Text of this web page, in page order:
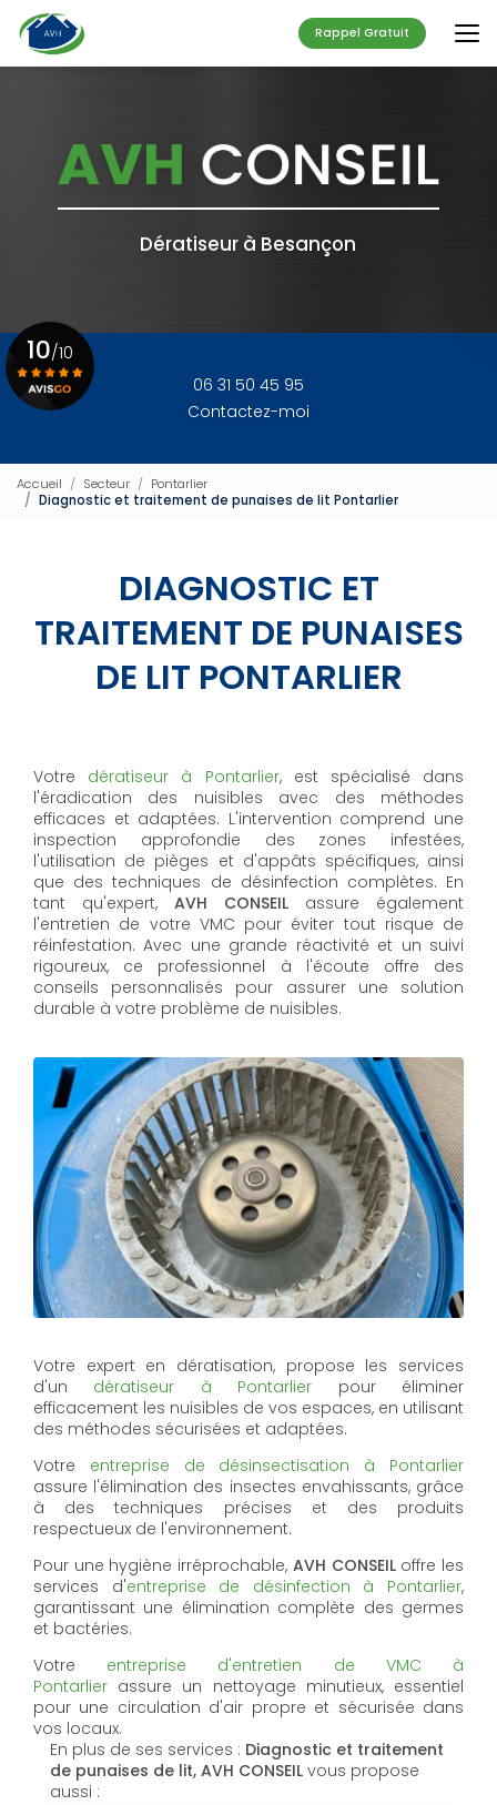
au
contenu
principal
Rappel Gratuit
Dératiseur à Besançon
06 31 50 45 95
Contactez-moi
10/10
Accueil Secteur
Pontarlier
Diagnostic et traitement de punaises de lit Pontarlier
DIAGNOSTIC ET
TRAITEMENT DE PUNAISES
DE LIT PONTARLIER
Votre dératiseur à Pontarlier, est spécialisé dans
l'éradication des nuisibles avec des méthodes
efficaces et adaptées. L'intervention comprend une
inspection approfondie des zones infestées,
l'utilisation de pièges et d'appâts spécifiques, ainsi
que des techniques de désinfection complètes. En
tant qu'expert, AVH CONSEIL assure également
l'entretien de votre VMC pour éviter tout risque de
réinfestation. Avec une grande réactivité et un suivi
rigoureux, ce professionnel à l'écoute offre des
conseils personnalisés pour assurer une solution
durable à votre problème de nuisibles.
Votre expert en dératisation, propose les services
d'un dératiseur à Pontarlier pour éliminer
efficacement les nuisibles de vos espaces, en utilisant
des méthodes sécurisées et adaptées.
Votre entreprise de désinsectisation à Pontarlier
assure l'élimination des insectes envahissants, grâce
à des techniques précises et des produits
respectueux de l'environnement.
Pour une hygiène irréprochable, AVH CONSEILoffre les
services d'entreprise de désinfection à Pontarlier,
garantissant une élimination complète des germes
et bactéries.
Votre entreprise d'entretien de VMC à
Pontarlier assure un nettoyage minutieux, essentiel
pour une circulation d'air propre et sécurisée dans
vos locaux.
En plus de ses services : Diagnostic et traitement
de punaises de lit, AVH CONSEIL vous propose
aussi :